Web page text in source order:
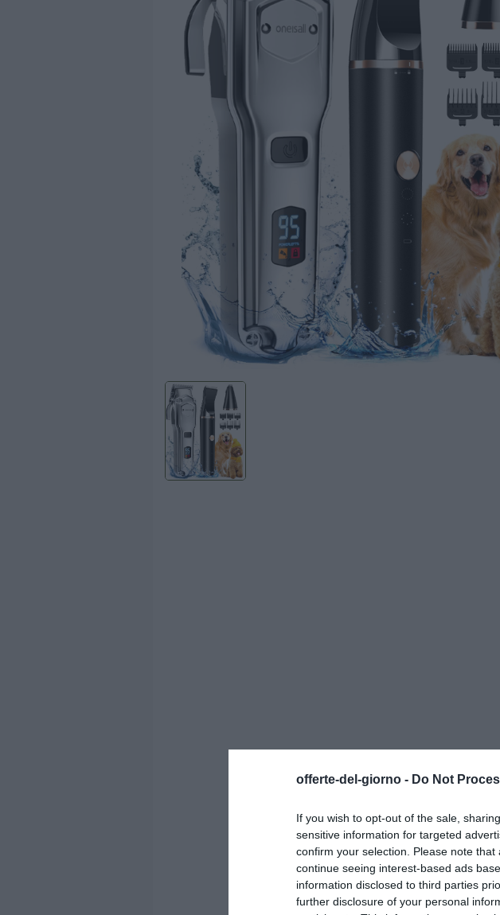
offerte-del-giorno - Do Not
If you wish to opt-out of the sale,
sensitive information for targeted
confirm your selection. Please note
continue seeing interest-based ads
information disclosed to third parties
further disclosure of your personal